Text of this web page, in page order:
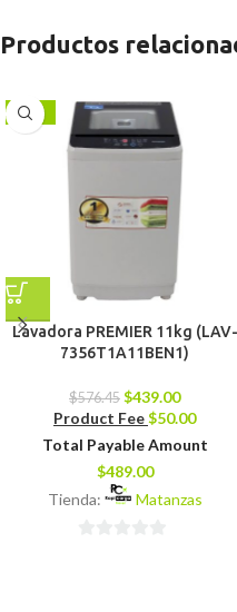
Productos
-24%
Lavadora PREMIER 11kg (LAV-
7356T1A11BEN1)
$576.45 $439.00
Product Fee$50.00
Total Payable Amount
$489.00
Tienda:
Matanzas